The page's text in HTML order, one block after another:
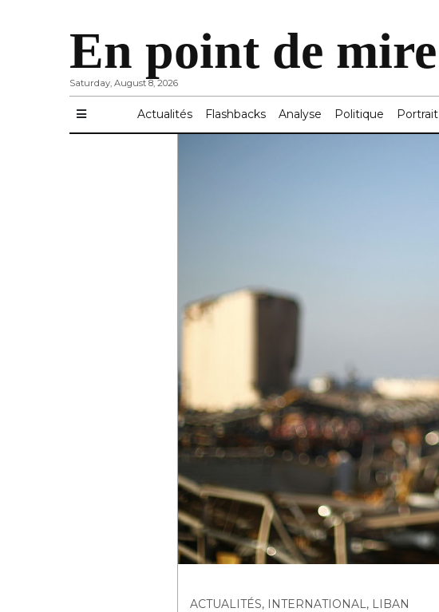
Saturday, August 8, 2026
En point de mire
Actualités Flashbacks Analyse Politique Portrait
ACTUALITÉS, INTERNATIONAL, LIBAN